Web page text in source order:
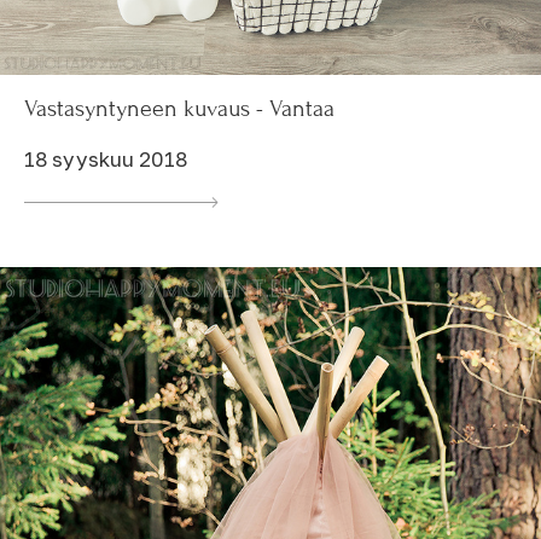
Vastasyntyneen kuvaus - Vantaa
18 syyskuu 2018